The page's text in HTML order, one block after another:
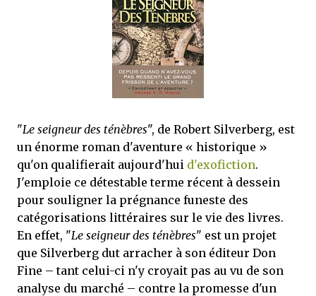
mettre sous tous les yeux. C'est cela...
"Le seigneur des ténèbres", de Robert Silverberg, est
un énorme roman d'aventure « historique »
qu'on qualifierait aujourd'hui d'exofiction.
J'emploie ce détestable terme récent à dessein
pour souligner la prégnance funeste des
catégorisations littéraires sur le vie des livres.
En effet, "Le seigneur des ténèbres" est un projet
que Silverberg dut arracher à son éditeur Don
Fine – tant celui-ci n'y croyait pas au vu de son
analyse du marché – contre la promesse d'un